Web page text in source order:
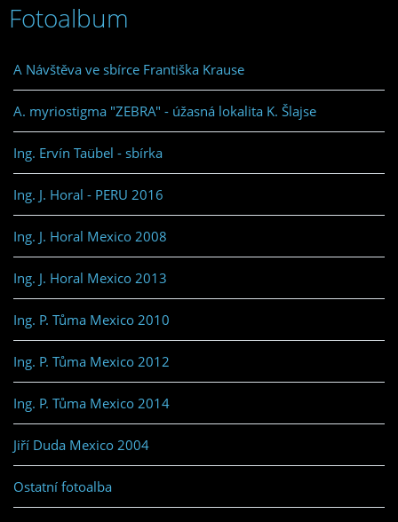
Fotoalbum
A Návštěva ve sbírce Františka Krause
A. myriostigma "ZEBRA" - úžasná lokalita K. Šlajse
Ing. Ervín Taübel - sbírka
Ing. J. Horal - PERU 2016
Ing. J. Horal Mexico 2008
Ing. J. Horal Mexico 2013
Ing. P. Tůma Mexico 2010
Ing. P. Tůma Mexico 2012
Ing. P. Tůma Mexico 2014
Jiří Duda Mexico 2004
Ostatní fotoalba